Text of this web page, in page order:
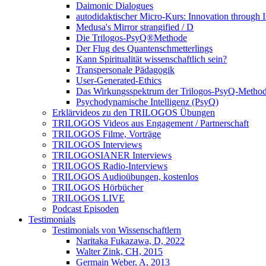
Daimonic Dialogues
autodidaktischer Micro-Kurs: Innovation through
Medusa's Mirror strangified / D
Die Trilogos-PsyQ®Methode
Der Flug des Quantenschmetterlings
Kann Spiritualität wissenschaftlich sein?
Transpersonale Pädagogik
User-Generated-Ethics
Das Wirkungsspektrum der Trilogos-PsyQ-
Psychodynamische Intelligenz (PsyQ)
Erklärvideos zu den TRILOGOS Übungen
TRILOGOS Videos aus Engagement / Partnerschaft
TRILOGOS Filme, Vorträge
TRILOGOS Interviews
TRILOGOSIANER Interviews
TRILOGOS Radio-Interviews
TRILOGOS Audioübungen, kostenlos
TRILOGOS Hörbücher
TRILOGOS LIVE
Podcast Episoden
Testimonials
Testimonials von Wissenschaftlern
Naritaka Fukazawa, D, 2022
Walter Zink, CH, 2015
Germain Weber, A, 2013